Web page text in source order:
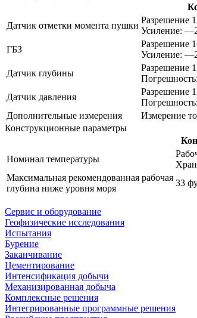
Датчик отметки момента пушки
Разрешение
Усиление:
ГБЗ
Разрешение
Усиление:
Датчик глубины
Разрешение
Датчик давления
Разрешение
Дополнительные измерения
Измерение
Конструкционные параметры
Номинал температуры
Максимальная рекомендованная рабочая
глубина ниже уровня моря
33
Сервис и оборудование
Геофизические исследования
Испытания
Бурение
Заканчивание
Цементирование
Интенсификация добычи
Механизированная добыча
Комплексные решения
Интегрированные программные решения